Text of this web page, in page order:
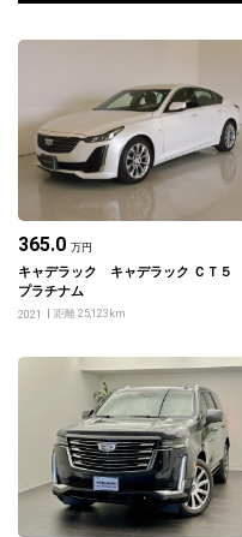
365.0 万円
キャデラック キャデラック ＣＴ５
プラチナム
2021 距離 25,123km